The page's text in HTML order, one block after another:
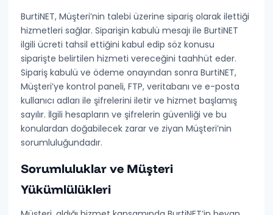
BurtiNET, Müşteri’nin talebi üzerine sipariş olarak ilettiği
hizmetleri sağlar. Siparişin kabulü mesajı ile BurtiNET
ilgili ücreti tahsil ettiğini kabul edip söz konusu
siparişte belirtilen hizmeti vereceğini taahhüt eder.
Sipariş kabulü ve ödeme onayından sonra BurtiNET,
Müşteri’ye kontrol paneli, FTP, veritabanı ve e-posta
kullanıcı adları ile şifrelerini iletir vehizmet başlamış
sayılır. İlgili hesapların ve şifrelerin güvenliği ve bu
konulardan doğabilecek zarar ve ziyanMüşteri’nin
sorumluluğundadır.
Sorumluluklar ve Müşteri
Yükümlülükleri